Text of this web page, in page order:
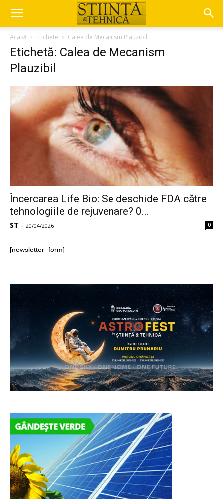
Acasă Etichete Calea de Mecanism Plauzibil
Etichetă: Calea de Mecanism
Plauzibil
Încercarea Life Bio: Se deschide FDA către
tehnologiile de rejuvenare? 0...
ST - 20/04/2026 0
[newsletter_form]